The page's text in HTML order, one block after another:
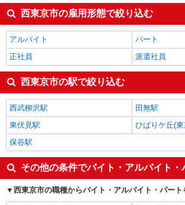
西東京市の雇用形態で絞り込む
アルバイト
パート
正社員
派遣社員
西東京市の駅で絞り込む
西武柳沢駅
田無駅
東伏見駅
ひばりケ丘(東
保谷駅
その他の条件でバイト・アルバイト・
西東京市の職種からバイト・アルバイト・パート